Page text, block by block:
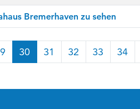
Bremerhaven zu sehen
30 31 32 33 34